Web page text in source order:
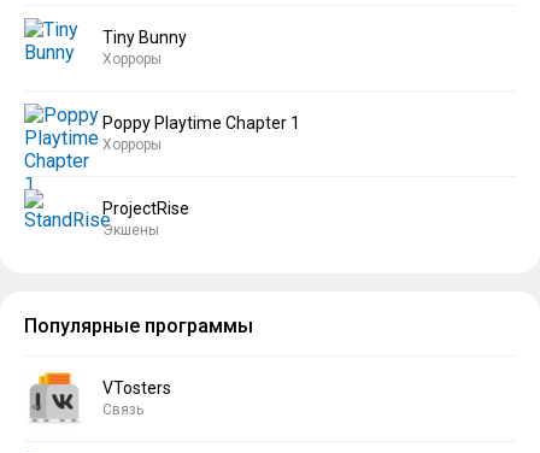
Tiny Bunny
Хорроры
Poppy Playtime Chapter 1
Хорроры
ProjectRise
Экшены
Популярные программы
VTosters
Связь